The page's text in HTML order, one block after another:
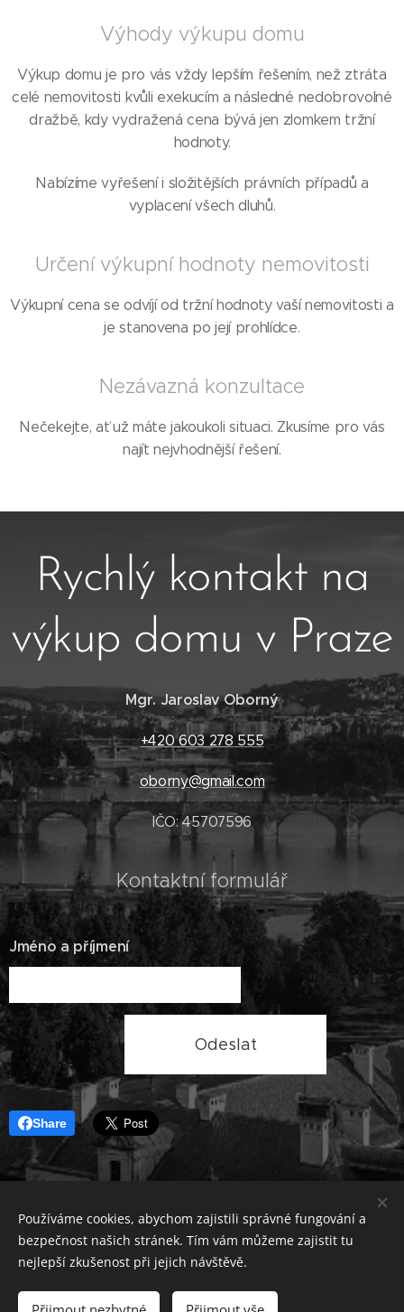
Výhody výkupu domu
Výkup domu je pro vás vždy lepším řešením, než ztráta
celé nemovitosti kvůli exekucím a následné nedobrovolné
dražbě, kdy vydražená cena bývá jen zlomkem tržní
hodnoty.
Nabízíme vyřešení i složitějších právních případů a
vyplacení všech dluhů.
Určení výkupní hodnoty nemovitosti
Výkupní cena se odvíjí od tržní hodnoty vaší nemovitosti a
je stanovena po její prohlídce.
Nezávazná konzultace
Nečekejte, ať už máte jakoukoli situaci. Zkusíme pro vás
najít nejvhodnější řešení.
Rychlý kontakt na
výkup domu v Praze
Mgr. Jaroslav Oborný
+420 603 278 555
oborny@gmail.com
IČO: 45707596
Kontaktní formulář
Jméno a příjmení
Odeslat
Share
© 2025 Výkup bytu v Praze. Všechna práva vyhrazena.
Lokality
Používáme cookies, abychom zajistili správné fungování a
bezpečnost našich stránek. Tím vám můžeme zajistit tu
nejlepší zkušenost při jejich návštěvě.